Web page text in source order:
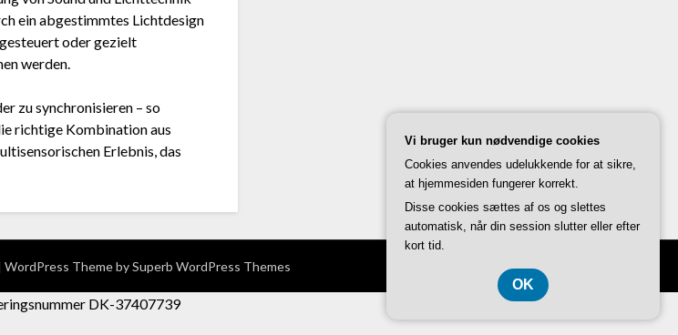
ein abgestimmtes Lichtdesign
oder gezielt
werden.
zu synchronisieren – so
richtige Kombination aus
Erlebnis, das
WordPress Theme bySuperb WordPress Themes
DK-37407739
Vi bruger kun nødvendige cookies
Cookies anvendes udelukkende for at sikre,
at hjemmesiden fungerer korrekt.
Disse cookies sættes af os og slettes
automatisk, når din session slutter eller efter
kort tid.
OK